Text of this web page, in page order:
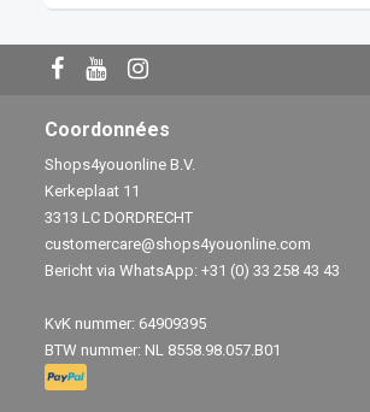
Coordonnées
Shops4youonline B.V.
Kerkeplaat 11
3313 LC DORDRECHT
customercare@shops4youonline.com
Bericht via WhatsApp: +31 (0) 33 258 43 43
KvK nummer: 64909395
BTW nummer: NL 8558.98.057.B01